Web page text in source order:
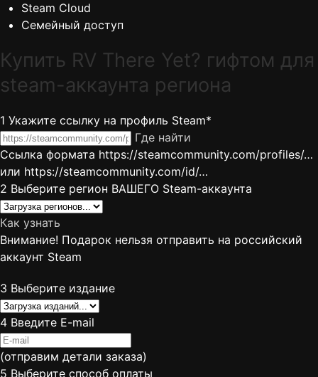
Steam Cloud
Семейный доступ
Купить RV There Yet? гифтом для
steam-аккаунта региона
1 Укажите ссылку на профиль Steam*
Где найти
Ссылка формата https://steamcommunity.com/profiles/…
или https://steamcommunity.com/id/…
2 Выберите регион ВАШЕГО Steam-аккаунта
Как узнать
Внимание! Подарок нельзя отправить на российский
аккаунт Steam
3 Выберите издание
4 Введите E-mail
(отправим детали заказа)
5 Выберите способ оплаты